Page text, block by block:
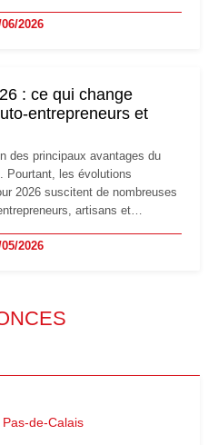
s'adapter à un environnement
2026
: ce qui change
entrepreneurs et
des principaux avantages du
Pourtant, les évolutions
2026 suscitent de nombreuses
artisans et
vers la TVA : les règles
2026
de-Calais